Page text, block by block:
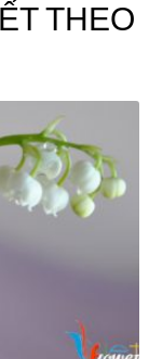
THEO